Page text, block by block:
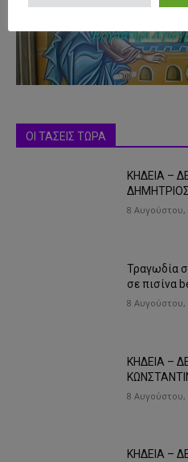
ΟΙ ΤΑΣΕΙΣ ΤΩΡΑ
ΚΗΔΕΙΑ –
8 Αυγούστου,
Τραγωδία
σε πισίνα
8 Αυγούστου,
ΚΗΔΕΙΑ –
8 Αυγούστου,
ΚΗΔΕΙΑ –